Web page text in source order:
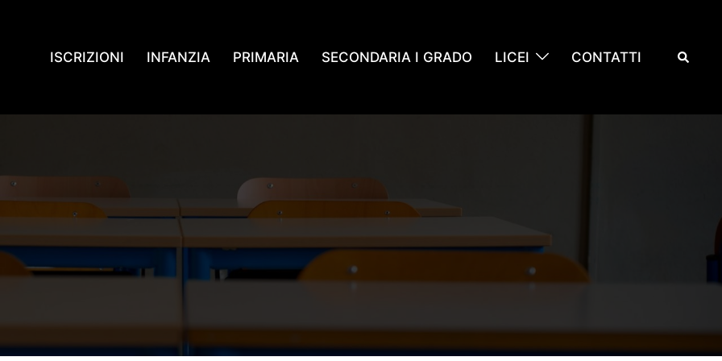
ISCRIZIONI INFANZIA PRIMARIA SECONDARIA I GRADO LICEI CONTATTI Cerca